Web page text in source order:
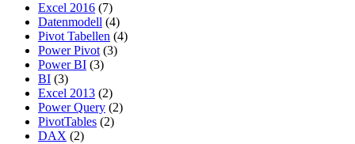
Excel 2016 (7)
Datenmodell (4)
Pivot Tabellen (4)
Power Pivot (3)
Power BI (3)
BI (3)
Excel 2013 (2)
Power Query (2)
PivotTables (2)
DAX (2)